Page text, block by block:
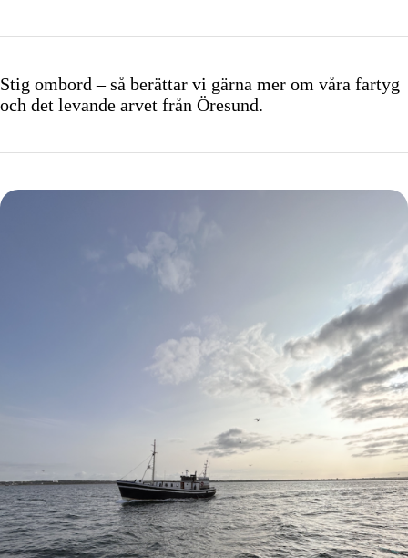
Stig ombord – så berättar vi gärna mer om våra fartyg
och det levande arvet från Öresund.